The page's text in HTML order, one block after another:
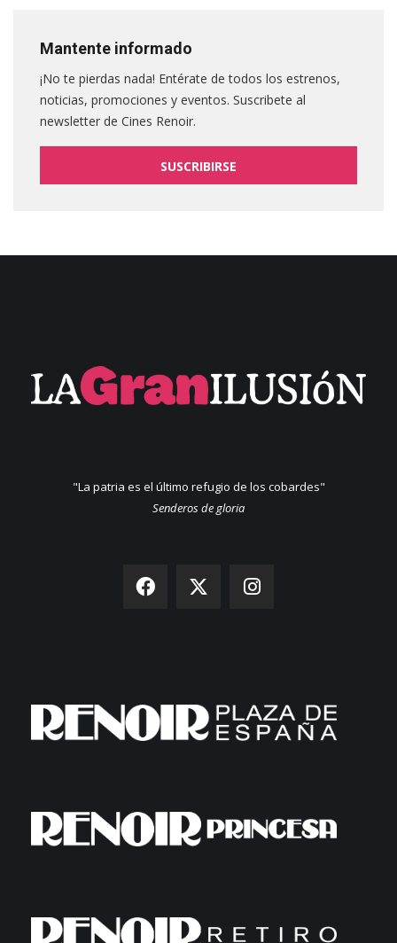
Mantente informado
¡No te pierdas nada! Entérate de todos los estrenos,
noticias, promociones y eventos. Suscribete al
newsletter de Cines Renoir.
SUSCRIBIRSE
"La patria es el último refugio de los cobardes"
Senderos de gloria